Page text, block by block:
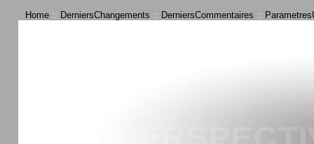
Home :: DerniersChangements :: DerniersCommentaires ::